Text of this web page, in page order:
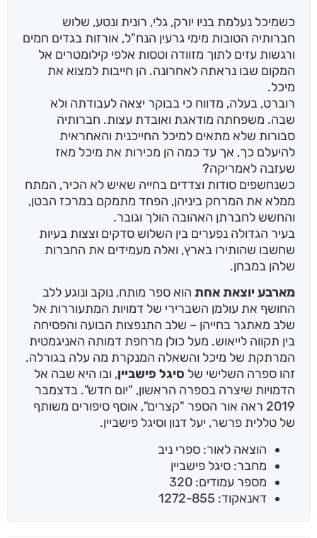
כשמיכל נעלמת בניו יורק, גלי, רונית ונטע, שלוש
חברותיה הטובות מימי גרעין הנח"ל, אורזות בגדים חמים
ורגשות עזים לתוך מזוודה וטסות אלפי קילומטרים אל
המקום שבו נראתה לאחרונה. הן חייבות למצוא את
מיכל.
רוברט, בעלה, מדווח כי בבוקר יצאה לעבודתה ולא
שבה. משפחתה מודאגת ואובדת עצות. חברותיה
סבורות שלא מתאים למיכל החייכנית והאחראית
להיעלם כך, אך עד כמה הן מכירות את מיכל מאז
שעזבה לאמריקה?
כשנחשפים סודות וצדדים בחייה שאיש לא הכיר, המתח
ממלא את המרחק ביניהן, הפחד מתמקם במרכז הבטן,
והחשש לחברתן האהובה הולך וגובר.
בעיר הגדולה נפערים בין השלוש סדקים וצצות בעיות
שחשבו שהותירו בארץ, ואלה מעמידים את החברות
שלהן במבחן.
מארבע יוצאת אחת הוא ספר מותח, נוקב ונוגע ללב
החושף את עולמן השברירי של דמויות המתעוררות אל
שלב מאתגר בחייהן – שלב התנפצות הבועה והפסיחה
בין תקווה לייאוש. מעל כולן מרחפת דמותה האניגמטית
המרתקת של מיכל והשאלה המנקרת מה עלה בגורלה.
זהו ספרה השלישי של סיגל פישביין, ובו היא שבה אל
הדמויות שיצרה בספרה הראשון, "יום חדש". בדצמבר
2019 ראה אור הספר "קצרים", אוסף סיפורים משותף
של טללית פרשר, יעל דנון וסיגל פישביין.
הוצאה לאור: ספרי ניב
מחבר: סיגל פישביין
מספר עמודים: 320
דאנאקוד: 1272-855